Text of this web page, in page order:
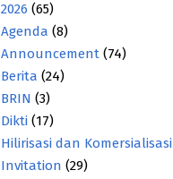
2026 (65)
Agenda (8)
Announcement (74)
Berita (24)
BRIN (3)
Dikti (17)
Hilirisasi dan Komersialisasi
Invitation (29)